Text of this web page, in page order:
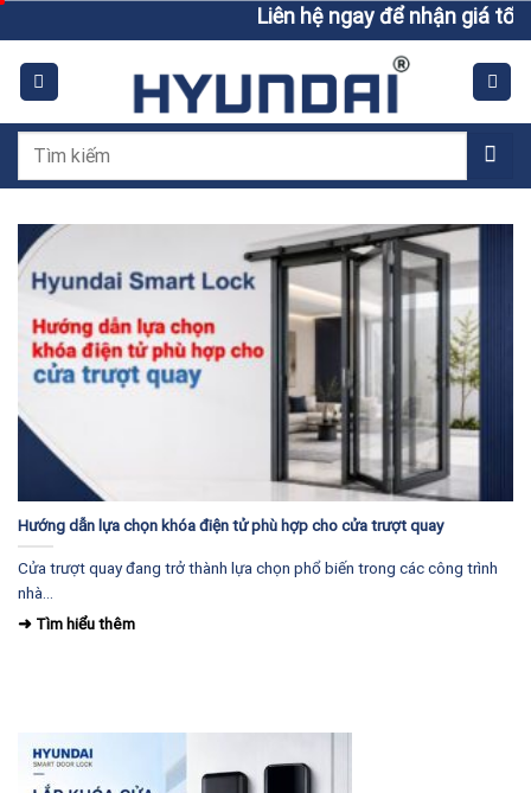
to
content
Liên hệ ngay để nhận giá tốt
Tìm
Hướng dẫn lựa chọn khóa điện tử phù hợp cho cửa trượt quay
Cửa trượt quay đang trở thành lựa chọn phổ biến trong các công trình
nhà...